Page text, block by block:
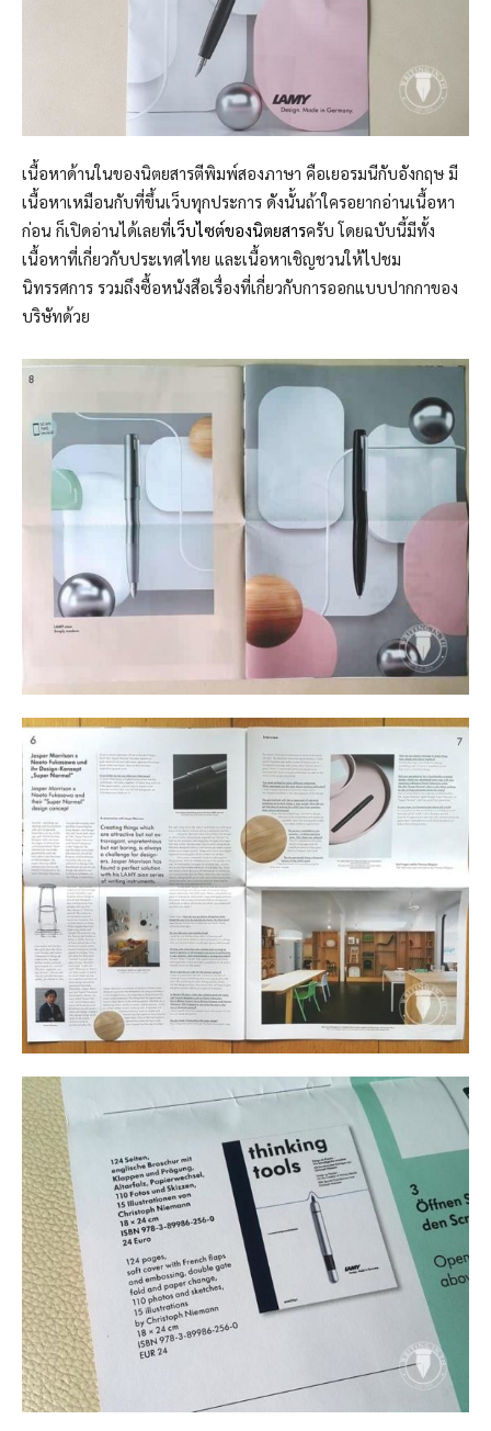
เนื้อหาด้านในของนิตยสารตีพิมพ์สองภาษา คือเยอรมนีกับอังกฤษ มี
เนื้อหาเหมือนกับที่ขึ้นเว็บทุกประการ ดังนั้นถ้าใครอยากอ่านเนื้อหา
ก่อน ก็เปิดอ่านได้เลยที่เว็บไซต์ของนิตยสารครับ โดยฉบับนี้มีทั้ง
เนื้อหาที่เกี่ยวกับประเทศไทย และเนื้อหาเชิญชวนให้ไปชม
นิทรรศการ รวมถึงซื้อหนังสือเรื่องที่เกี่ยวกับการออกแบบปากกาของ
บริษัทด้วย